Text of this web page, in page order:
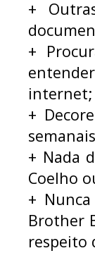
+
+
internet;
+
+ Nada
Coelho
+
Brother
respeito